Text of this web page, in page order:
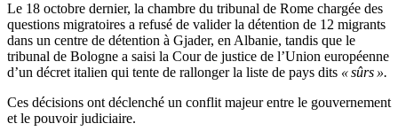
Le 18 octobre dernier, la chambre du tribunal de Rome chargée des
questions migratoires a refusé de valider la détention de 12 migrants
dans un centre de détention à Gjader, en Albanie, tandis que le
tribunal de Bologne a saisi la Cour de justice de l’Union européenne
d’un décret italien qui tente de rallonger la liste de pays dits « sûrs ».
Ces décisions ont déclenché un conflit majeur entre le gouvernement
et le pouvoir judiciaire.